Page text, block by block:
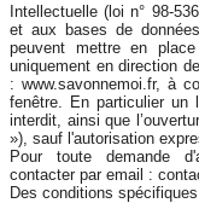
Intellectuelle (loi n° 98-
et aux bases de
peuvent mettre en
uniquement en direction
: www.savonnemoi.fr, à
fenêtre. En particulier un
interdit, ainsi que
»), sauf l'autorisation
Pour toute demande
contacter par email :
Des conditions